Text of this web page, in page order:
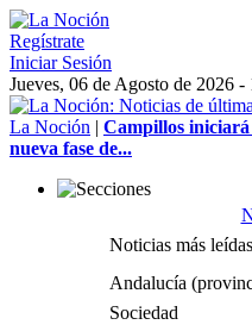
Regístrate
Iniciar Sesión
Jueves, 06 de Agosto de 2026 -
La Noción | Campillos iniciará
nueva fase de...
Noticias más leídas
Andalucía
Sociedad